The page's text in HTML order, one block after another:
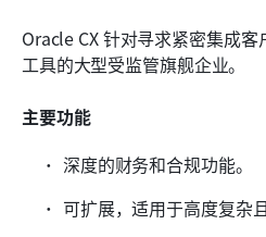
Oracle CX 针对寻求紧密集成
工具的大型受监管旗舰企业。
主要功能
深度的财务和合规功能。
可扩展，适用于高度复杂